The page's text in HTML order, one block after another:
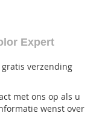
Expert
gratis verzending
met ons op als u
wenst over